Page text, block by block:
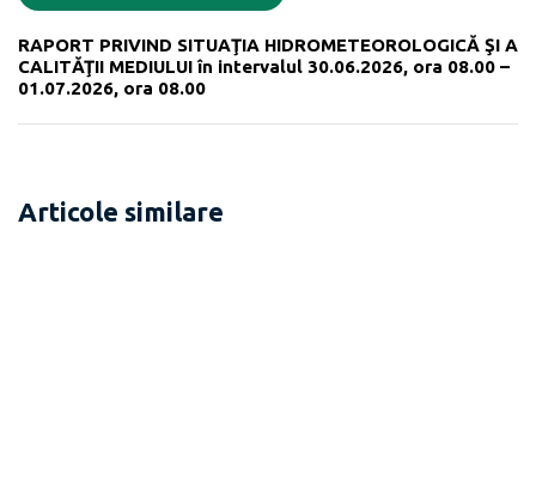
RAPORT PRIVIND SITUAŢIA HIDROMETEOROLOGICĂ ŞI A
CALITĂŢII MEDIULUI în intervalul 30.06.2026, ora 08.00 –
01.07.2026, ora 08.00
Articole similare